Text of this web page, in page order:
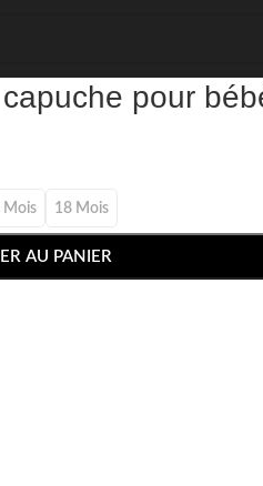
pour
Mois 18 Mois
AU PANIER